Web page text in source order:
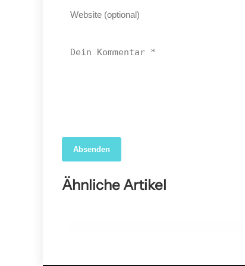
Absenden
Ähnliche Artikel
Forscher nutzen KI, um das wahre Ausmaß der